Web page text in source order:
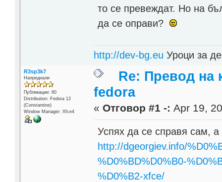
то се превеждат. Но на
да се оправи?
http://dev-bg.eu Уроци за
R3sp3k7
Напреднали
Публикации: 60
Distribution: Fedora 12
(Constantine)
Window Manager: Xfce4
Re: Превод на
fedora
« Отговор #1 -: Apr 19,
Успях да се справя сам,
http://dgeorgiev.info/
%D0%BD%D0%B0-
%D0%B2-xfce/